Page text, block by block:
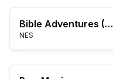
Bible Adventures (USA) (Unl) (v1.1)
NES